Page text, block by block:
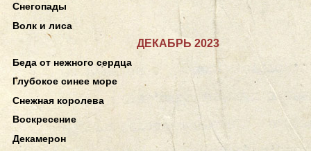
Снегопады
Волк и лиса
ДЕКАБРЬ 2023
Беда от нежного сердца
Глубокое синее море
Снежная королева
Воскресение
Декамерон